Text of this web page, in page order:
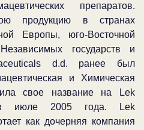
препаратов.
продукцию в странах
Европы, юго-Восточной
государств и
d.d. ранее был
и Химическая
свое название на Lek
в июле 2005 года. Lek
как дочерняя компания